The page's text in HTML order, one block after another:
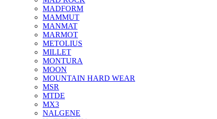
MADFORM
MAMMUT
MANMAT
MARMOT
METOLIUS
MILLET
MONTURA
MOON
MOUNTAIN HARD WEAR
MSR
MTDE
MX3
NALGENE